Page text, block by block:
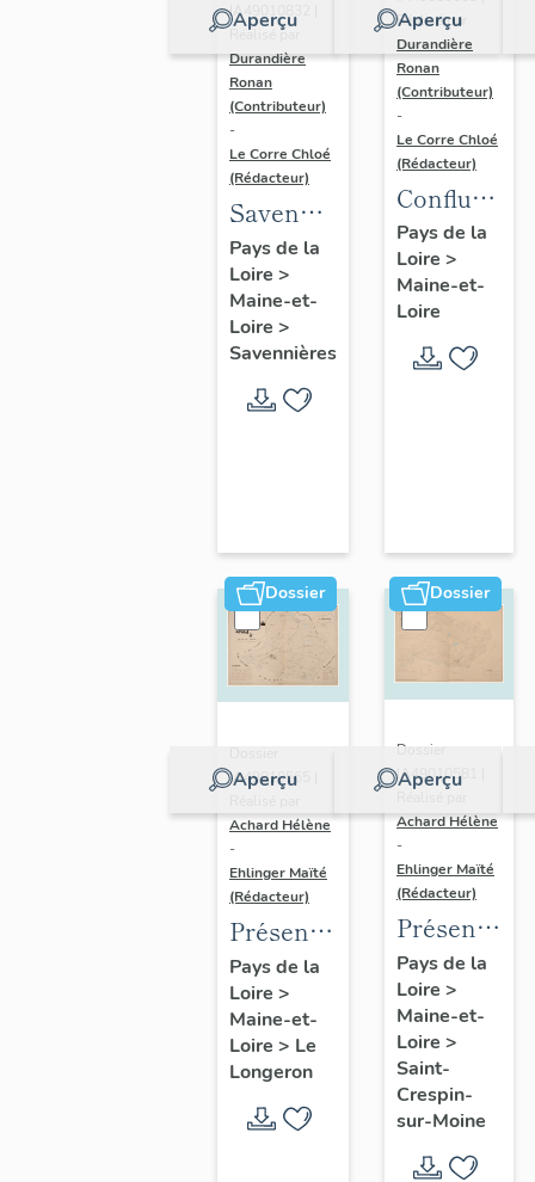
Aperçu
IA49010832 |
Réalisé par
Durandière
Ronan
(Contributeur)
-
Le Corre Chloé
(Rédacteur)
Savennières
:
présentation
de la
commune
Pays de la
Loire >
Maine-et-
Loire >
Savennières
Aperçu
Réalisé par
Durandière
Ronan
(Contributeur)
-
Le Corre Chloé
(Rédacteur)
Confluence
Maine-
Loire :
d'étude
Pays de la
Loire >
Maine-et-
Loire
Dossier
Aperçu
IA49010565 |
Achard Hélène
-
Ehlinger Maïté
(Rédacteur)
Présentation
du
patrimoine
industriel
de la
commune
du
Pays de la
Loire >
Maine-et-
Loire > Le
Longeron
Dossier
Aperçu
Dossier
IA49010581 |
Achard Hélène
-
Ehlinger Maïté
(Rédacteur)
du
patrimoine
industriel
de la
commune
de Saint-
Crespin-
Pays de la
Loire >
Maine-et-
Loire >
Saint-
Crespin-
sur-Moine